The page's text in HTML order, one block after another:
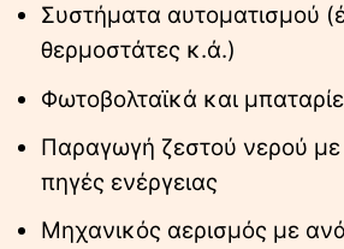
Συστήματα αυτοματισμού
θερμοστάτες κ.ά.)
Φωτοβολταϊκά και
Παραγωγή ζεστού νερού
πηγές ενέργειας
Μηχανικός αερισμός με